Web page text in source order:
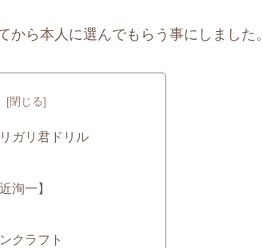
ら本人に選んでもらう事にしました。
ガリ君ドリル
洵一】
クラフト